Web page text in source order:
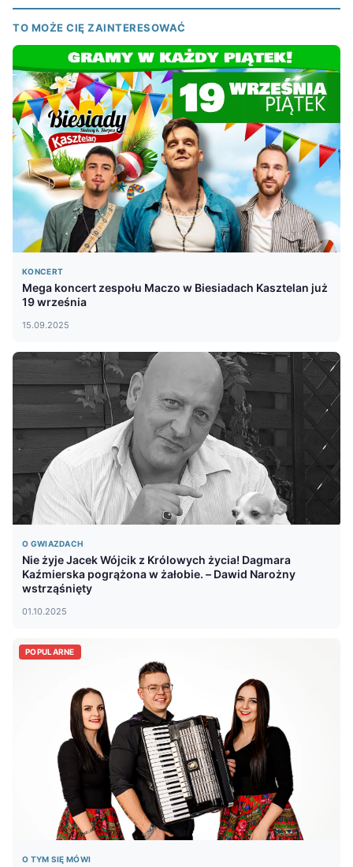
TO MOŻE CIĘ ZAINTERESOWAĆ
KONCERT
Mega koncert zespołu Maczo w Biesiadach Kasztelan już
19 września
15.09.2025
O GWIAZDACH
Nie żyje Jacek Wójcik z Królowych życia! Dagmara
Kaźmierska pogrążona w żałobie. – Dawid Narożny
wstrząśnięty
01.10.2025
POPULARNE
O TYM SIĘ MÓWI